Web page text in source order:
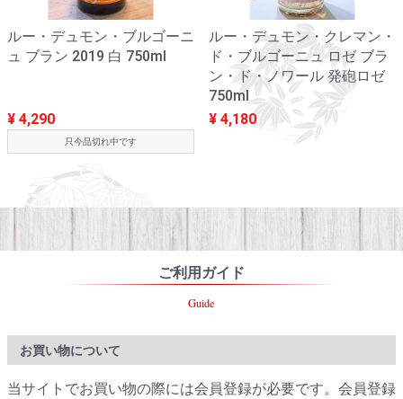
ルー・デュモン・ブルゴーニ
ュ ブラン 2019 白 750ml
¥ 4,290
只今品切れ中です
ルー・デュモン・クレマン・
ド・ブルゴーニュ ロゼ ブラ
ン・ド・ノワール 発砲ロゼ
750ml
¥ 4,180
ご利用ガイド
Guide
お買い物について
当サイトでお買い物の際には会員登録が必要です。会員登録